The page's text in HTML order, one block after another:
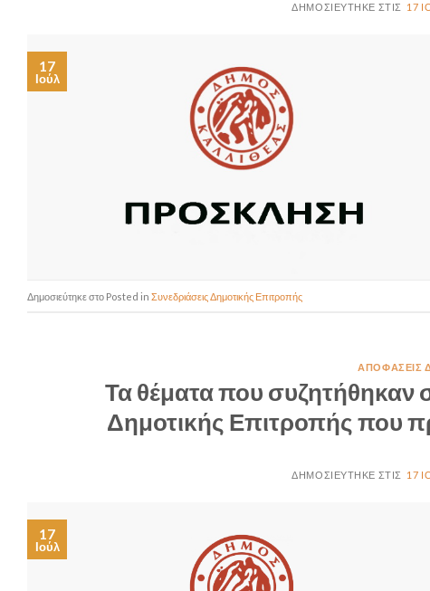
17
17
Ιούλ
Posted in Συνεδριάσεις Δημοτικής Επιτροπής
ΑΠΟΦΆΣΕΙΣ
Τα θέματα που συζητήθηκαν
Δημοτικής Επιτροπής που
17
17
Ιούλ